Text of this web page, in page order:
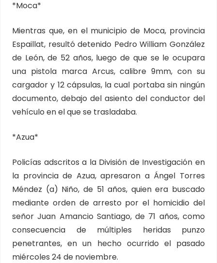
*Moca*
Mientras que, en el municipio de Moca, provincia
Espaillat, resultó detenido Pedro William González
de León, de 52 años, luego de que se le ocupara
una pistola marca Arcus, calibre 9mm, con su
cargador y 12 cápsulas, la cual portaba sin ningún
documento, debajo del asiento del conductor del
vehículo en el que se trasladaba.
*Azua*
Policías adscritos a la División de Investigación en
la provincia de Azua, apresaron a Ángel Torres
Méndez (a) Niño, de 51 años, quien era buscado
mediante orden de arresto por el homicidio del
señor Juan Amancio Santiago, de 71 años, como
consecuencia de múltiples heridas punzo
penetrantes, en un hecho ocurrido el pasado
miércoles 24 de noviembre.